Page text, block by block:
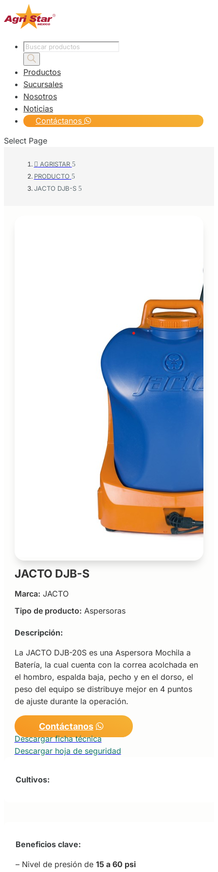
Products
search
Productos
Sucursales
Nosotros
Noticias
Contáctanos
Select Page
 AGRISTAR
PRODUCTO
JACTO DJB-S
JACTO DJB-S
Marca: JACTO
Tipo de producto: Aspersoras
Descripción:
La JACTO DJB-20S es una Aspersora Mochila a
Batería, la cual cuenta con la correa acolchada en
el hombro, espalda baja, pecho y en el dorso, el
peso del equipo se distribuye mejor en 4 puntos
de ajuste durante la operación.
Contáctanos
Descargar ficha técnica
Descargar hoja de seguridad
Cultivos:
Beneficios clave:
– Nivel de presión de 15 a 60 psi